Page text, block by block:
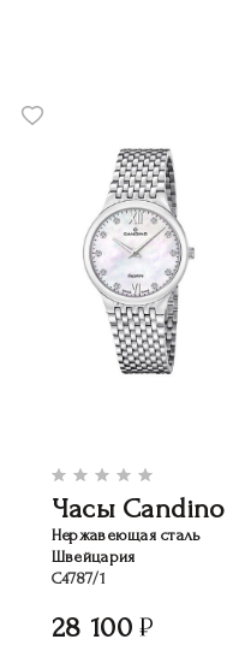
Часы Candino
Нержавеющая сталь
Швейцария
C4787/1
28 100